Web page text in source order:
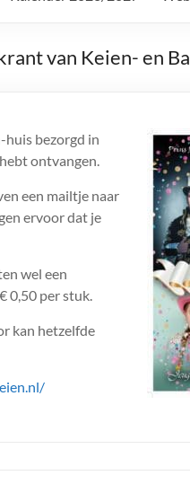
van Keien- en
huis bezorgd in
ontvangen.
een mailtje naar
ervoor dat je
wel een
0,50 per stuk.
kan hetzelfde